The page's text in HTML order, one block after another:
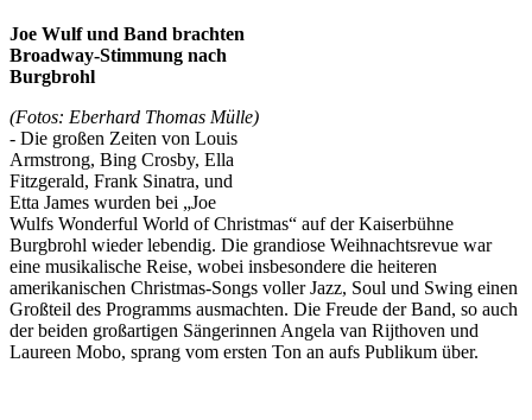
Joe Wulf und Band brachten
Broadway-Stimmung nach
Burgbrohl
(Fotos: Eberhard Thomas Mülle)
- Die großen Zeiten von Louis
Armstrong, Bing Crosby, Ella
Fitzgerald, Frank Sinatra, und
Etta James wurden bei „Joe
Wulfs Wonderful World of Christmas“ auf der Kaiserbühne
Burgbrohl wieder lebendig. Die grandiose Weihnachtsrevue war
eine musikalische Reise, wobei insbesondere die heiteren
amerikanischen Christmas-Songs voller Jazz, Soul und Swing einen
Großteil des Programms ausmachten. Die Freude der Band, so auch
der beiden großartigen Sängerinnen Angela van Rijthoven und
Laureen Mobo, sprang vom ersten Ton an aufs Publikum über.